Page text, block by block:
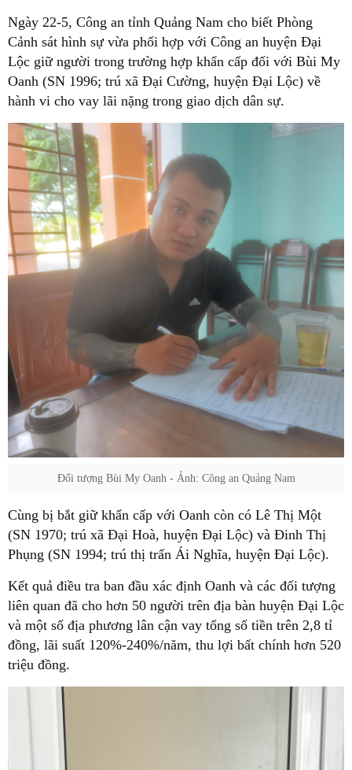
Ngày 22-5, Công an tỉnh Quảng Nam cho biết Phòng
Cảnh sát hình sự vừa phối hợp với Công an huyện Đại
Lộc giữ người trong trường hợp khẩn cấp đối với Bùi My
Oanh (SN 1996; trú xã Đại Cường, huyện Đại Lộc) về
hành vi cho vay lãi nặng trong giao dịch dân sự.
Đối tượng Bùi My Oanh - Ảnh: Công an Quảng Nam
Cùng bị bắt giữ khẩn cấp với Oanh còn có Lê Thị Một
(SN 1970; trú xã Đại Hoà, huyện Đại Lộc) và Đinh Thị
Phụng (SN 1994; trú thị trấn Ái Nghĩa, huyện Đại Lộc).
Kết quả điều tra ban đầu xác định Oanh và các đối tượng
liên quan đã cho hơn 50 người trên địa bàn huyện Đại Lộc
và một số địa phương lân cận vay tổng số tiền trên 2,8 tỉ
đồng, lãi suất 120%-240%/năm, thu lợi bất chính hơn 520
triệu đồng.